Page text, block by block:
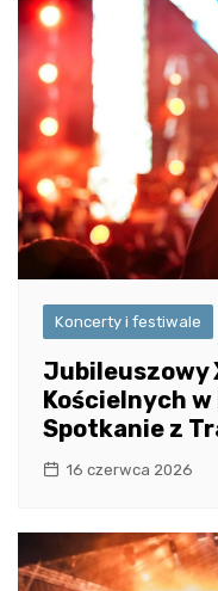
Koncerty i festiwale
Jubileuszowy
Kościelnych
Spotkanie z
16 czerwca 2026